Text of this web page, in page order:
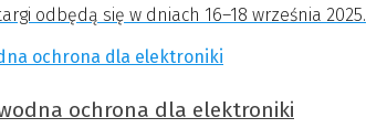
odbędą się w dniach 16–18 września 2025.
ochrona dla elektroniki